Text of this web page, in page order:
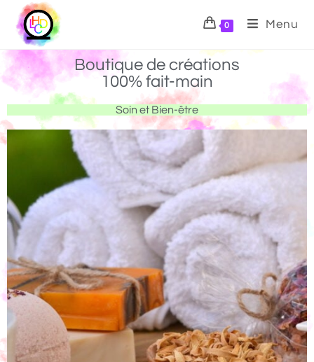
0 Menu
Boutique de créations
100% fait-main
Soin et Bien-être